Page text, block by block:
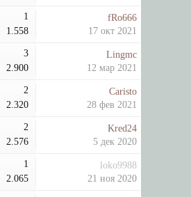
1
1.558
fRo666
17 окт 2021
3
2.900
Lingmc
12 мар 2021
2
2.320
Caristo
28 фев 2021
2
2.576
Kred24
5 дек 2020
1
2.065
loko9988
21 ноя 2020